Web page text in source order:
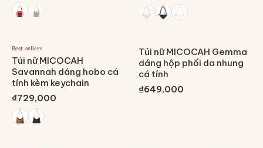
Best sellers
Túi nữ MICOCAH
Savannah dáng hobo cá
tính kèm keychain
₫729,000
Túi nữ MICOCAH Gemma
dáng hộp phối da nhung
cá tính
₫649,000